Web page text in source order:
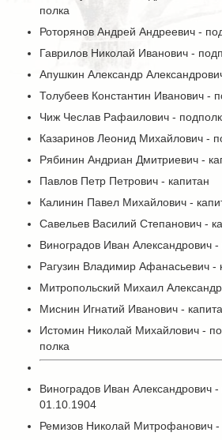
полка
Роторянов Андрей Андреевич -
Гаврилов Николай Иванович -
Апушкин Александр
Толубеев Константин Иванович -
Чиж Чеслав Рафаилович -
Казаринов Леонид Михайлович -
Рябинин Андриан Дмитриевич -
Павлов Петр Петрович - капитан
Калинин Павел Михайлович -
Савельев Василий Степанович -
Виноградов Иван Александрович -
Рагузин Владимир Афанасьевич -
Митропольский Михаил
Миснин Игнатий Иванович -
Истомин Николай Михайлович -
полка
Виноградов Иван Александрович -
01.10.1904
Ремизов Николай Митрофанович -